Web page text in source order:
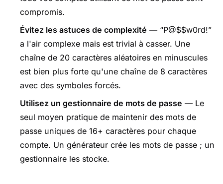
compromis.
Évitez les astuces de complexité — “P@$$w0rd!”
a l'air complexe mais est trivial à casser. Une
chaîne de 20 caractères aléatoires en minuscules
est bien plus forte qu'une chaîne de 8 caractères
avec des symboles forcés.
Utilisez un gestionnaire de mots de passe — Le
seul moyen pratique de maintenir des mots de
passe uniques de 16+ caractères pour chaque
compte. Un générateur crée les mots de passe ; un
gestionnaire les stocke.